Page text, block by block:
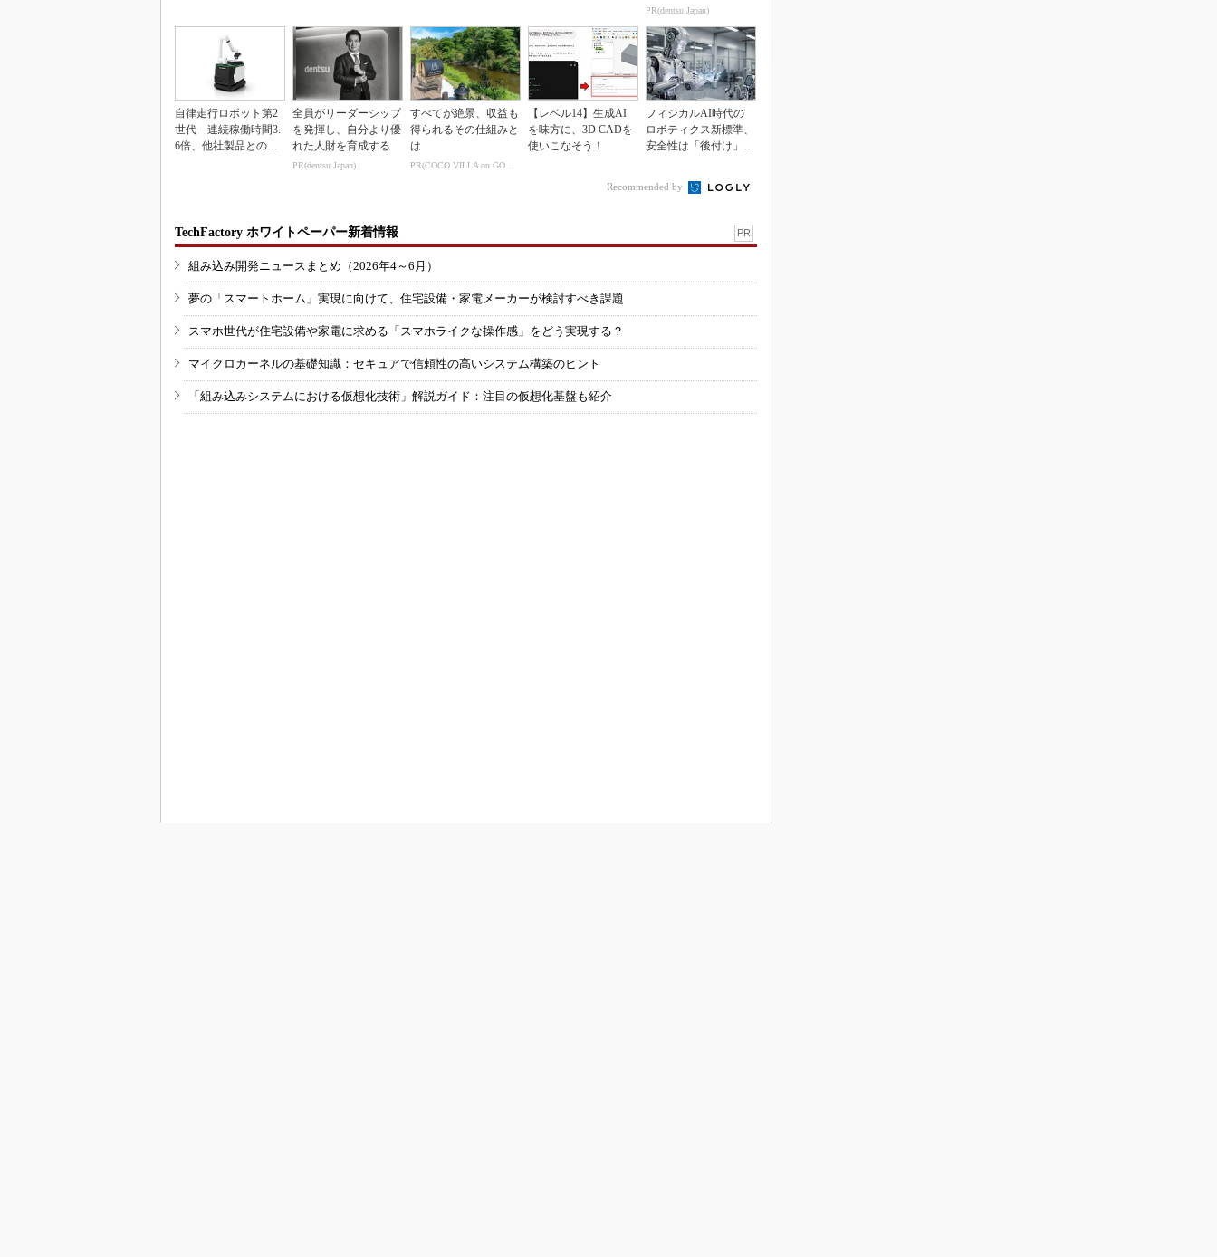
PR(dentsu Japan)
自律走行ロボット第2
世代 連続稼働時間3.
6倍、他社製品との連
全員がリーダーシップ
を発揮し、自分より優
れた人財を育成する
PR(dentsu Japan)
すべてが絶景、収益も
得られるその仕組みと
は
PR(COCO VILLA on GOETHE)
【レベル14】生成AI
を味方に、3D CADを
使いこなそう！
フィジカルAI時代の
ロボティクス新標準、
安全性は「後付け」で
Recommended by
TechFactory ホワイトペーパー新着情報 PR
組み込み開発ニュースまとめ（2026年4～6月）
夢の「スマートホーム」実現に向けて、住宅設備・家電メーカーが検討すべき課題
スマホ世代が住宅設備や家電に求める「スマホライクな操作感」をどう実現する？
マイクロカーネルの基礎知識：セキュアで信頼性の高いシステム構築のヒント
「組み込みシステムにおける仮想化技術」解説ガイド：注目の仮想化基盤も紹介